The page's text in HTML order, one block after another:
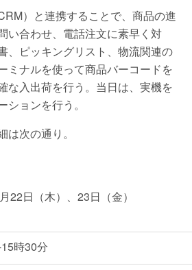
）と連携することで、商品の進
い合わせ、電話注文に素早く対
、ピッキングリスト、物流関連の
ミナルを使って商品バーコードを
な入出荷を行う。当日は、実機を
ョンを行う。
次の通り。
22日（木）、23日（金）
時30分